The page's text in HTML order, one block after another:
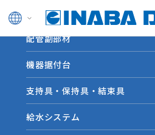
ドレン管
配管副部材
機器据付台
支持具・保持具・結束具
給水システム
HOME 製品情報 自在バンド
自在バンド
様々な形状の配管にフィットする